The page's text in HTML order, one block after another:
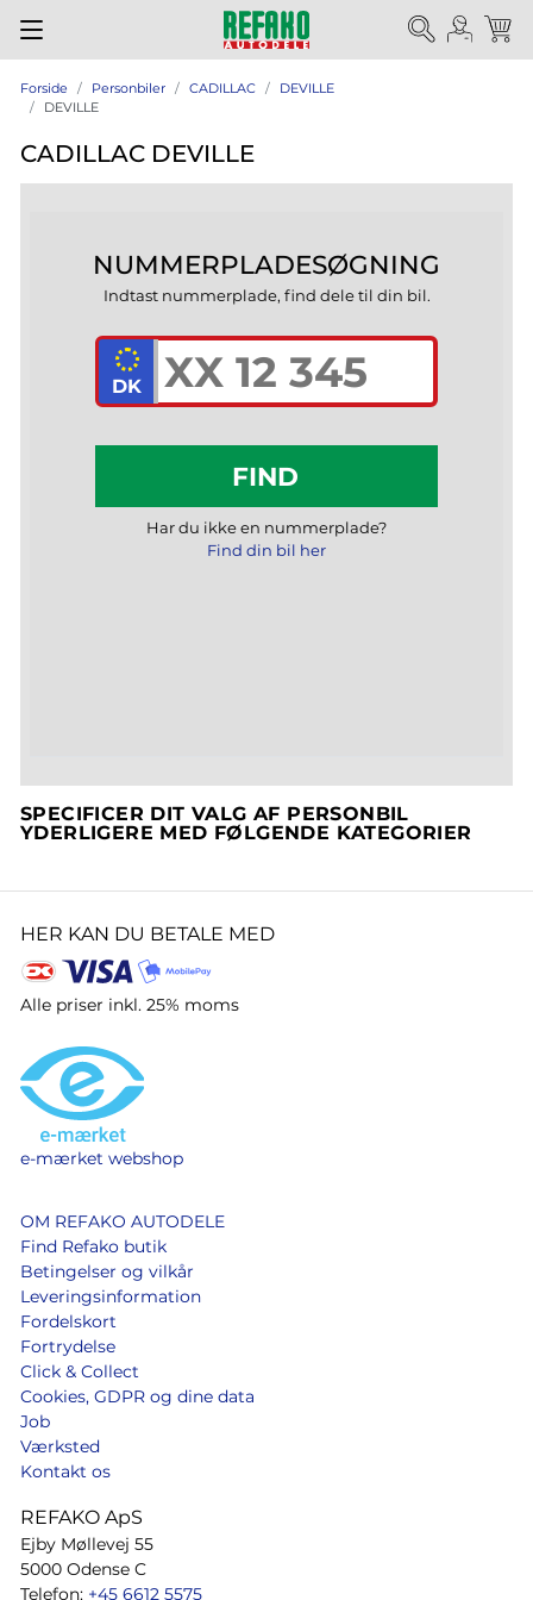
Forside Personbiler CADILLAC
DEVILLE
DEVILLE
CADILLAC DEVILLE
NUMMERPLADESØGNING
Indtast nummerplade, find dele til din bil.
FIND
Har du ikke en nummerplade?
Find din bil her
SPECIFICER DIT VALG AF PERSONBIL
YDERLIGERE MED FØLGENDE KATEGORIER
HER KAN DU BETALE MED
Alle priser inkl. 25% moms
e-mærket webshop
OM REFAKO AUTODELE
Find Refako butik
Betingelser og vilkår
Leveringsinformation
Fordelskort
Fortrydelse
Click & Collect
Cookies, GDPR og dine data
Job
Værksted
Kontakt os
REFAKO ApS
Ejby Møllevej 55
5000 Odense C
Telefon: +45 6612 5575